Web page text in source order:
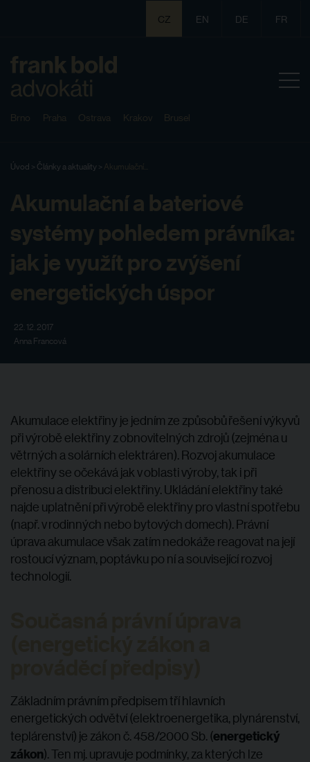
CZ EN DE FR
Brno Praha Ostrava Krakov Brusel
Úvod > Články a aktuality > Akumulační...
Akumulační a bateriové
systémy pohledem právníka:
jak je využít pro zvýšení
energetických úspor
22. 12. 2017
Anna Francová
Akumulace elektřiny je jedním ze způsobů řešení výkyvů
při výrobě elektřiny z obnovitelných zdrojů (zejména u
větrných a solárních elektráren). Rozvoj akumulace
elektřiny se očekává jak v oblasti výroby, tak i při
přenosu a distribuci elektřiny. Ukládání elektřiny také
najde uplatnění při výrobě elektřiny pro vlastní spotřebu
(např. v rodinných nebo bytových domech). Právní
úprava akumulace však zatím nedokáže reagovat na její
rostoucí význam, poptávku po ní a související rozvoj
technologií.
Základním právním předpisem tří hlavních
energetických odvětví (elektroenergetika, plynárenství,
teplárenství) je zákon č. 458/2000 Sb. (energetický
zákon). Ten mj. upravuje podmínky, za kterých lze